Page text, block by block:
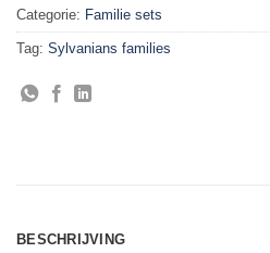
Categorie: Familie sets
Tag: Sylvanians families
BESCHRIJVING